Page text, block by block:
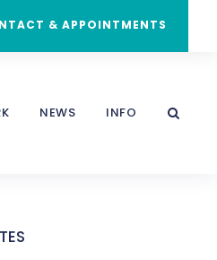
& APPOINTMENTS
NEWS INFO